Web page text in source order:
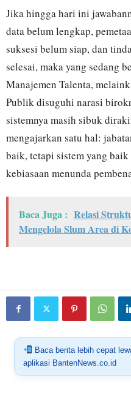
Jika hingga hari ini
data belum lengkap,
suksesi belum siap, dan
selesai, maka yang sedang
Manajemen Talenta,
Publik disuguhi narasi
sistemnya masih sibuk
mengajarkan satu hal:
baik, tetapi sistem yang
kebiasaan menunda
Baca Juga : Relasi
Mengelola Slum Area di
Baca berita lebih cepat
aplikasi BantenNews.co.id